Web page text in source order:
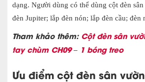
dạng. Người dùng có thể dùng cột đèn
đèn Jupiter; lắp đèn nón; lắp đèn cầu; đèn
Tham khảo thêm: Cột đèn sân
tay chùm CH09 – 1 bóng treo
Ưu điểm cột đèn sân vườn